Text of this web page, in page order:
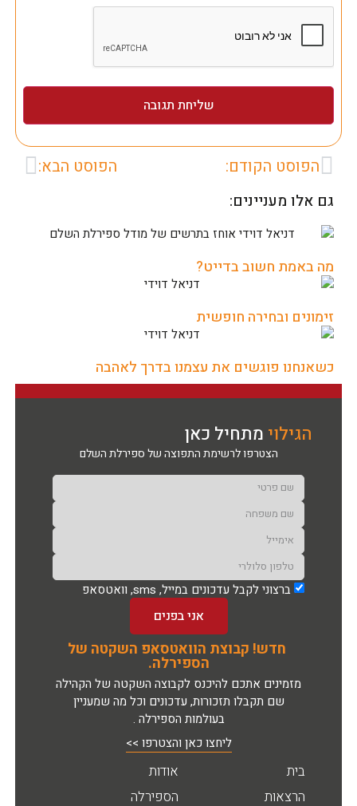
הפוסט הקודם: הפוסט הבא:
גם אלו מעניינים:
מה באמת חשוב בדייט?
זימונים ובחירה חופשית
כשאנחנו פוגשים את עצמנו בדרך לאהבה
חדש! קבוצת הוואטסאפ השקטה של
הספירלה.
מזמינים אתכם להיכנס לקבוצה השקטה של הקהילה
שם תקבלו תזכורות, עדכונים וכל מה שמעניין
בעולמות הספירלה .
ליחצו כאן והצטרפו >>
בית
אודות
הרצאות
הספירלה
הגילוי מתחיל כאן
הצטרפו לרשימת התפוצה של ספירלת השלם
ברצוני לקבל עדכונים במייל, sms, וואטסאפ
אני בפנים